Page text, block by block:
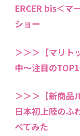
ERCER bis＜マ
ショー
＞＞＞【マリト
中〜注目の
＞＞＞【新商品
日本初上陸のふ
べてみた